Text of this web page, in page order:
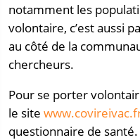
notamment les
volontaire, c’est aussi
au côté de la
chercheurs.
Pour se porter
le site
questionnaire de